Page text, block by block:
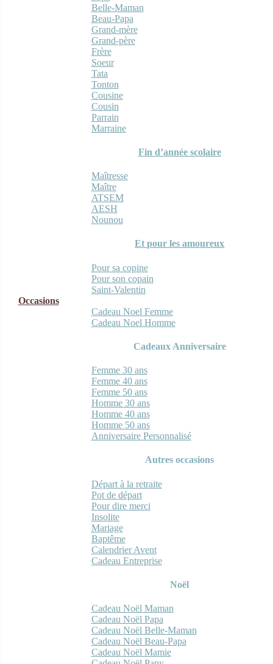
Belle-Maman
Beau-Papa
Grand-mère
Grand-père
Frère
Soeur
Tata
Tonton
Cousine
Cousin
Parrain
Marraine
Fin d’année scolaire
Maîtresse
Maître
ATSEM
AESH
Nounou
Et pour les amoureux
Pour sa copine
Pour son copain
Saint-Valentin
Occasions
Cadeau Noel Femme
Cadeau Noel Homme
Cadeaux Anniversaire
Femme 30 ans
Femme 40 ans
Femme 50 ans
Homme 30 ans
Homme 40 ans
Homme 50 ans
Anniversaire Personnalisé
Autres occasions
Départ à la retraite
Pot de départ
Pour dire merci
Insolite
Mariage
Baptême
Calendrier Avent
Cadeau Entreprise
Noël
Cadeau Noël Maman
Cadeau Noël Papa
Cadeau Noël Belle-Maman
Cadeau Noël Beau-Papa
Cadeau Noël Mamie